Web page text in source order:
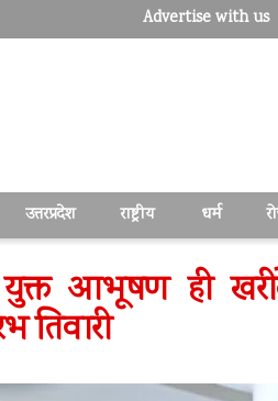
Advertise with us
उत्तरप्रदेश राष्ट्रीय धर्म
युक्त आभूषण ही
तिवारी